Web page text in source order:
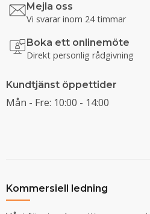
Mejla oss
Vi svarar inom 24 timmar
Boka ett onlinemöte
Direkt personlig rådgivning
Kundtjänst öppettider
Mån - Fre: 10:00 - 14:00
Kommersiell ledning